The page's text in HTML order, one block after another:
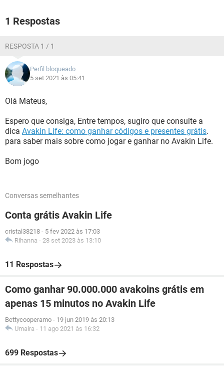
1 Respostas
RESPOSTA 1 / 1
Perfil bloqueado
5 set 2021 às 05:41
Olá Mateus,
Espero que consiga, Entre tempos, sugiro que consulte a
dica Avakin Life: como ganhar códigos e presentes grátis.
para saber mais sobre como jogar e ganhar no Avakin Life.
Bom jogo
Conversas semelhantes
Conta grátis Avakin Life
cristal38218 - 5 fev 2022 às 17:03
Rihanna - 28 set 2023 às 13:10
11 Respostas
Como ganhar 90.000.000 avakoins grátis em
apenas 15 minutos no Avakin Life
Bettycooperamo - 19 jun 2019 às 20:13
Umaira - 11 ago 2021 às 16:32
699 Respostas